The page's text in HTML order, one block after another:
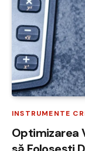
INSTRUMENTE
Optimizarea